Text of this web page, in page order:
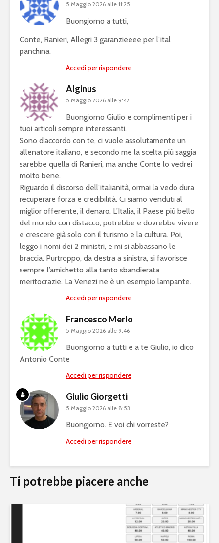
5 Maggio 2026 alle 11:25
Buongiorno a tutti,
Conte, Ranieri, Allegri 3 garanzieeee per l’ital
panchina.
Accedi per rispondere
Alginus
5 Maggio 2026 alle 9:47
Buongiorno Giulio e complimenti per i
tuoi articoli sempre interessanti.
Sono d’accordo con te, ci vuole assolutamente un
allenatore italiano, e secondo me la scelta più saggia
sarebbe quella di Ranieri, ma anche Conte lo vedrei
molto bene.
Riguardo il discorso dell’italianità, ormai la vedo dura
recuperare forza e credibilità. Ci siamo venduti al
miglior offerente, il denaro. L’Italia, il Paese più bello
del mondo con distacco, potrebbe e dovrebbe vivere
e crescere già solo con il turismo e la cultura. Poi,
leggo i nomi dei 2 ministri, e mi si abbassano le
braccia. Purtroppo, da destra a sinistra, si favorisce
sempre l’amichetto alla tanto sbandierata
meritocrazie. La Venezi ne è un esempio lampante.
Accedi per rispondere
Francesco Merlo
5 Maggio 2026 alle 9:46
Buongiorno a tutti e a te Giulio, io dico
Antonio Conte
Accedi per rispondere
Giulio Giorgetti
5 Maggio 2026 alle 8:53
Buongiorno. E voi chi vorreste?
Accedi per rispondere
Ti potrebbe piacere anche